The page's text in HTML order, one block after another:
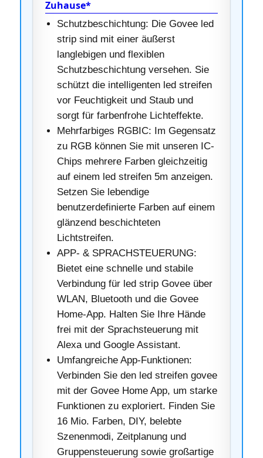
Zuhause*
Schutzbeschichtung: Die Govee led
strip sind mit einer äußerst
langlebigen und flexiblen
Schutzbeschichtung versehen. Sie
schützt die intelligenten led streifen
vor Feuchtigkeit und Staub und
sorgt für farbenfrohe Lichteffekte.
Mehrfarbiges RGBIC: Im Gegensatz
zu RGB können Sie mit unseren IC-
Chips mehrere Farben gleichzeitig
auf einem led streifen 5m anzeigen.
Setzen Sie lebendige
benutzerdefinierte Farben auf einem
glänzend beschichteten
Lichtstreifen.
APP- & SPRACHSTEUERUNG:
Bietet eine schnelle und stabile
Verbindung für led strip Govee über
WLAN, Bluetooth und die Govee
Home-App. Halten Sie Ihre Hände
frei mit der Sprachsteuerung mit
Alexa und Google Assistant.
Umfangreiche App-Funktionen:
Verbinden Sie den led streifen govee
mit der Govee Home App, um starke
Funktionen zu exploriert. Finden Sie
16 Mio. Farben, DIY, belebte
Szenenmodi, Zeitplanung und
Gruppensteuerung sowie großartige